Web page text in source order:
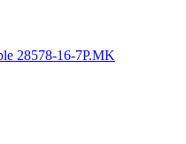
28578-16-7P.MK